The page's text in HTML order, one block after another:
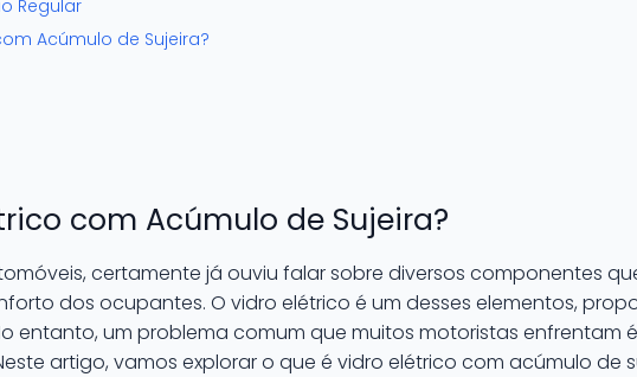
Regular
Acúmulo de Sujeira?
com Acúmulo de Sujeira?
certamente já ouviu falar sobre diversos componentes
dos ocupantes. O vidro elétrico é um desses elementos,
entanto, um problema comum que muitos motoristas enfrentam
artigo, vamos explorar o que é vidro elétrico com acúmulo de